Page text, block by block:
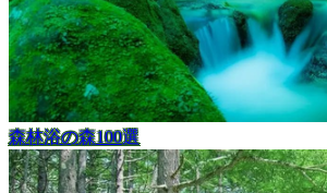
森林浴の森100選